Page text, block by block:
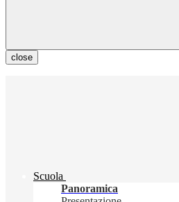
close
Scuola
Panoramica